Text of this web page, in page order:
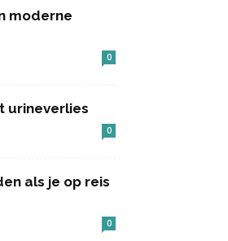
moderne
0
urineverlies
0
als je op reis
0